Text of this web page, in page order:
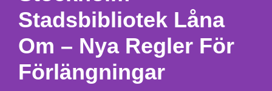
Stadsbibliotek Låna
Om – Nya Regler För
Förlängningar